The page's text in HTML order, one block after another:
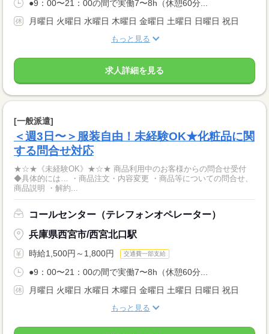
●9：00〜21：00の間で実働7〜8h（休憩60分...
月曜日 火曜日 水曜日 木曜日 金曜日 土曜日 日曜日 祝日
もっと見る
求人詳細を見る
[一般派遣]
＜週3日〜＞服装自由！未経験OK★化粧品に関
する問合せ対応
★☆★《未経験OK》★☆★ 商品利用中のお客様からの問合せ受付
◆具体的には… ・商品注文・内容変更 ・商品等についての問合せ、
商品説明 ・解約...
コールセンター（テレフォンオペレーター）
兵庫県西宮市/西宮北口駅
時給1,500円～1,800円 交通費一部支給
●9：00〜21：00の間で実働7〜8h（休憩60分...
月曜日 火曜日 水曜日 木曜日 金曜日 土曜日 日曜日 祝日
もっと見る